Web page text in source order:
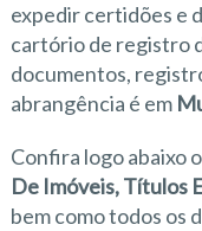
expedir certidões e
cartório de registro
documentos,
abrangência é em
Confira logo abaixo o
De Imóveis, Títulos
bem como todos os